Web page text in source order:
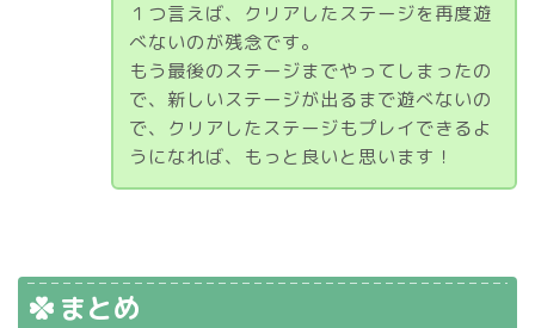
１つ言えば、クリアしたステージを再度遊
べないのが残念です。
もう最後のステージまでやってしまったの
で、新しいステージが出るまで遊べないの
で、クリアしたステージもプレイできるよ
うになれば、もっと良いと思います！
まとめ